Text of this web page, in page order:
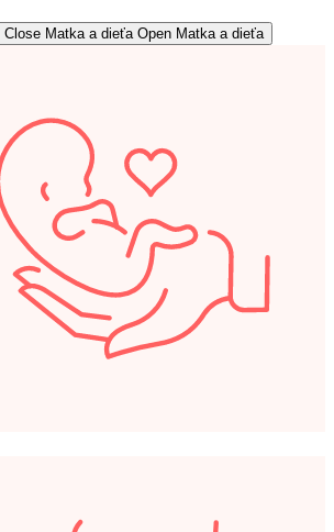
Close Matka a dieťa Open Matka a dieťa